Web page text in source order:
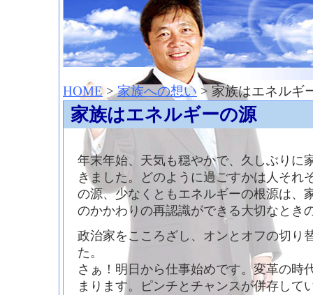
HOME>家族への想い > 家族はエネルギ
家族はエネルギーの源
年末年始、天気も穏やかで、久しぶりに
きました。どのように過ごすかは人それ
の源、少なくともエネルギーの根源は、
のかかわりの再認識ができる大切なとき
政治家をこころざし、オンとオフの切り
た。
さぁ！明日から仕事始めです。変革の時
まります。ピンチとチャンスが併存して